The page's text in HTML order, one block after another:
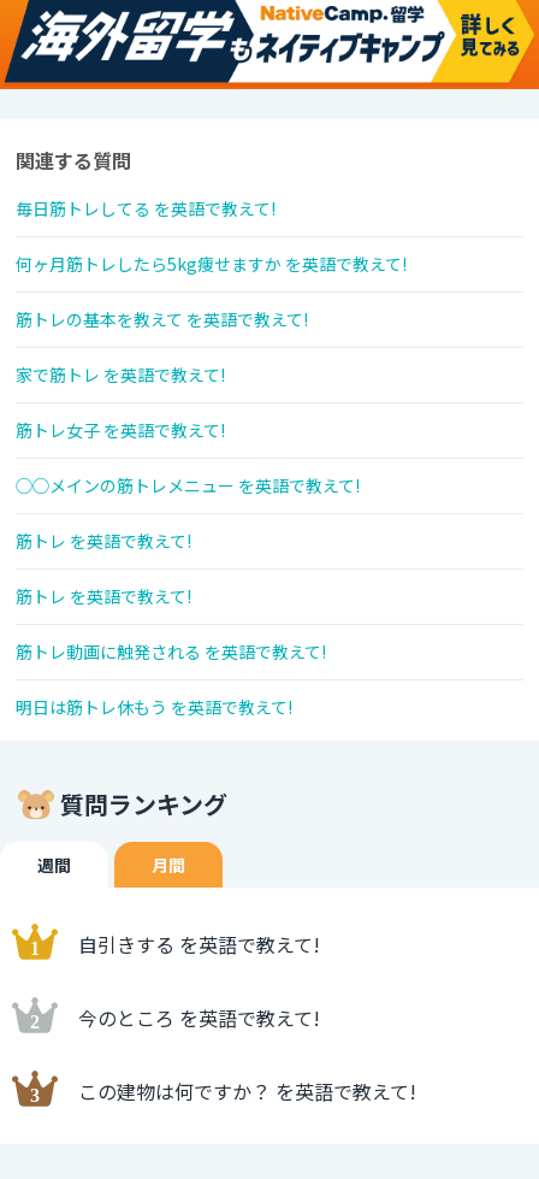
関連する質問
毎日筋トレしてる を英語で教えて!
何ヶ月筋トレしたら5kg痩せますか を英語で教えて!
筋トレの基本を教えて を英語で教えて!
家で筋トレ を英語で教えて!
筋トレ女子 を英語で教えて!
◯◯メインの筋トレメニュー を英語で教えて!
筋トレ を英語で教えて!
筋トレ を英語で教えて!
筋トレ動画に触発される を英語で教えて!
明日は筋トレ休もう を英語で教えて!
質問ランキング
週間 月間
自引きする を英語で教えて!
今のところ を英語で教えて!
この建物は何ですか？ を英語で教えて!